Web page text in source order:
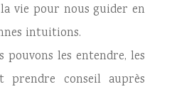
vie pour nous guider en
intuitions.
pouvons les entendre, les
conseil auprès